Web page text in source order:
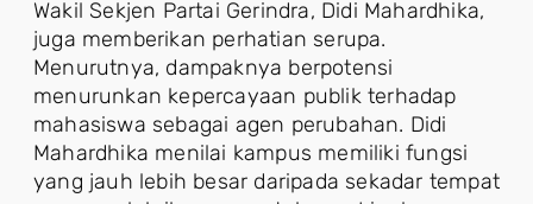
Wakil Sekjen Partai Gerindra, Didi Mahardhika,
juga memberikan perhatian serupa.
Menurutnya, dampaknya berpotensi
menurunkan kepercayaan publik terhadap
mahasiswa sebagai agen perubahan. Didi
Mahardhika menilai kampus memiliki fungsi
yang jauh lebih besar daripada sekadar tempat